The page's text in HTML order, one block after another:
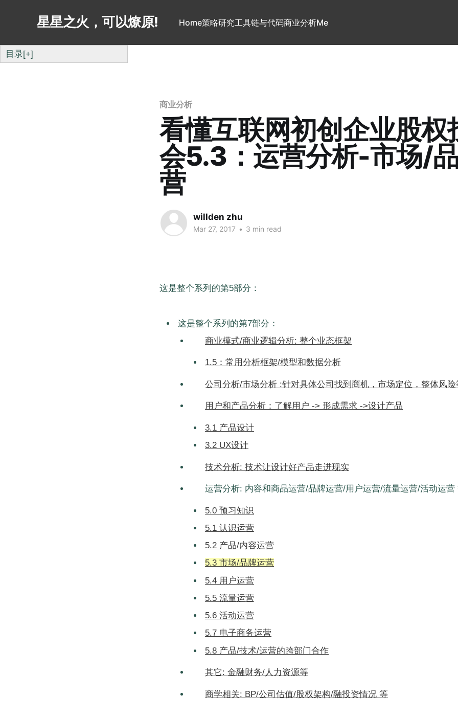
星星之火，可以燎原! Home策略研究工具链与代码商业分析Me
目录[+]
商业分析
看懂互联网初创企业股权
会5.3：运营分析-市场/
营
willden zhu
Mar 27, 2017 • 3 min read
这是整个系列的第5部分：
这是整个系列的第7部分：
商业模式/商业逻辑分析: 整个业态框架
1.5：常用分析框架/模型和数据分析
公司分析/市场分析 :针对具体公司找到商机，市场定位，整体风险
用户和产品分析：了解用户 -> 形成需求 ->设计产品
3.1 产品设计
3.2 UX设计
技术分析: 技术让设计好产品走进现实
运营分析: 内容和商品运营/品牌运营/用户运营/流量运营/活动运营
5.0 预习知识
5.1 认识运营
5.2 产品/内容运营
5.3 市场/品牌运营
5.4 用户运营
5.5 流量运营
5.6 活动运营
5.7 电子商务运营
5.8 产品/技术/运营的跨部门合作
其它: 金融财务/人力资源等
商学相关: BP/公司估值/股权架构/融投资情况 等